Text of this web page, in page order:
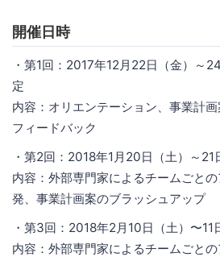
開催日時
・第1回：2017年12月22日（金）～
定
内容：オリエンテーション、事業計
フィードバック
・第2回：2018年1月20日（土）～
内容：外部専門家によるチームごと
発、事業計画案のブラッシュアップ
・第3回：2018年2月10日（土）〜
内容：外部専門家によるチームごと